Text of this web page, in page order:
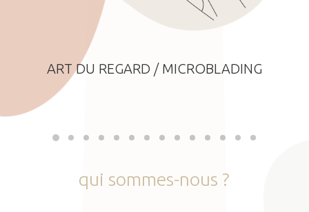
ART DU REGARD / MICROBLADING
qui sommes-nous ?